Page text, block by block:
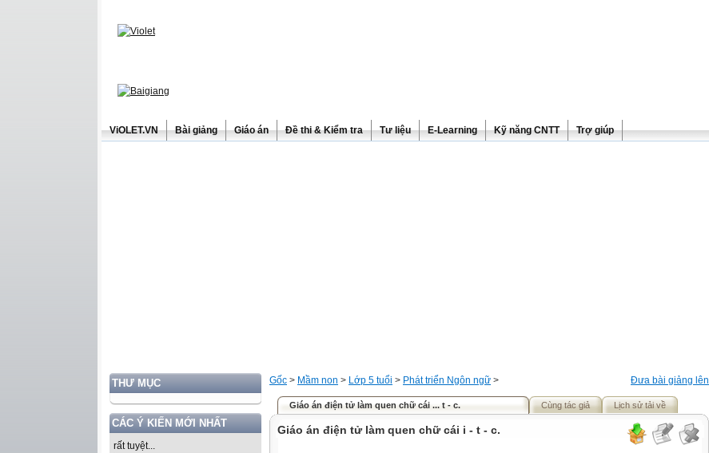
ViOLET.VN Bài giảng Giáo án Đề thi & Kiểm tra Tư liệu E-Learning Kỹ năng CNTT Trợ giúp
THƯ MỤC
CÁC Ý KIẾN MỚI NHẤT
rất tuyệt...
Đưa bài giảng lên
Gốc > Mầm non > Lớp 5 tuổi > Phát triển Ngôn ngữ >
Giáo án điện tử làm quen chữ cái ... t - c. Cùng tác giả Lịch sử tải về
Giáo án điện tử làm quen chữ cái i - t - c.